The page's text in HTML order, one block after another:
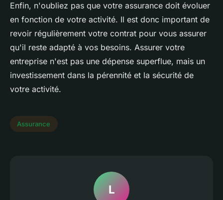
Enfin, n'oubliez pas que votre assurance doit évoluer
en fonction de votre activité. Il est donc important de
revoir régulièrement votre contrat pour vous assurer
qu'il reste adapté à vos besoins. Assurer votre
entreprise n'est pas une dépense superflue, mais un
investissement dans la pérennité et la sécurité de
votre activité.
Assurance
L